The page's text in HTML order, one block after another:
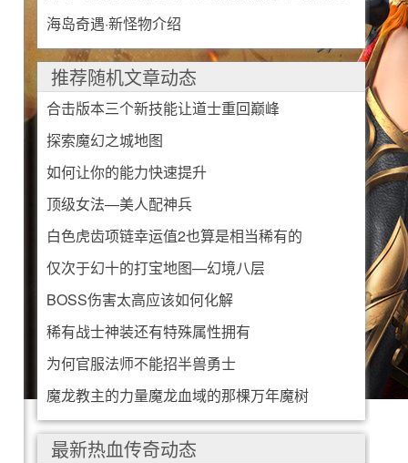
海岛奇遇·新怪物介绍
推荐随机文章动态
合击版本三个新技能让道士重回巅峰
探索魔幻之城地图
如何让你的能力快速提升
顶级女法—美人配神兵
白色虎齿项链幸运值2也算是相当稀有的
仅次于幻十的打宝地图—幻境八层
BOSS伤害太高应该如何化解
稀有战士神装还有特殊属性拥有
为何官服法师不能招半兽勇士
魔龙教主的力量魔龙血域的那棵万年魔树
最新热血传奇动态